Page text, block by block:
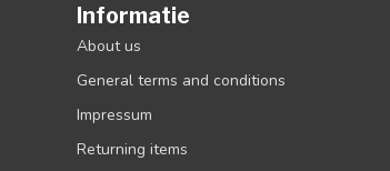
Informatie
About us
General terms and conditions
Impressum
Returning items